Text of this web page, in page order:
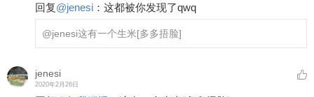
回复@jenesi ： 这都被你发现了qwq
@jenesi这有一个生米[多多捂脸]
jenesi
2020年2月26日